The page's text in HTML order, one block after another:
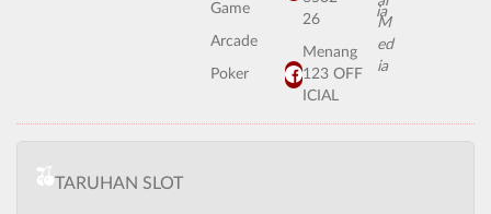
Game
Arcade
Poker
26
Menang
123 OFF
ICIAL
TARUHAN SLOT